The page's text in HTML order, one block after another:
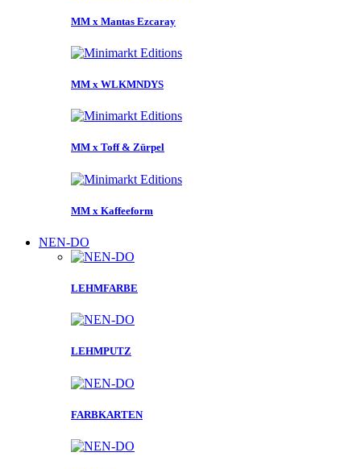
MM x Mantas Ezcaray
MM x WLKMNDYS
MM x Toff & Zürpel
MM x Kaffeeform
NEN-DO
LEHMFARBE
LEHMPUTZ
FARBKARTEN